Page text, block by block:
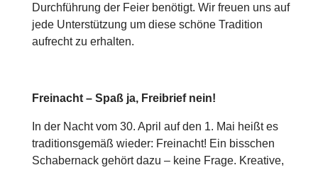
Durchführung der Feier benötigt. Wir freuen uns auf
jede Unterstützung um diese schöne Tradition
aufrecht zu erhalten.
Freinacht – Spaß ja, Freibrief nein!
In der Nacht vom 30. April auf den 1. Mai heißt es
traditionsgemäß wieder: Freinacht! Ein bisschen
Schabernack gehört dazu – keine Frage. Kreative,